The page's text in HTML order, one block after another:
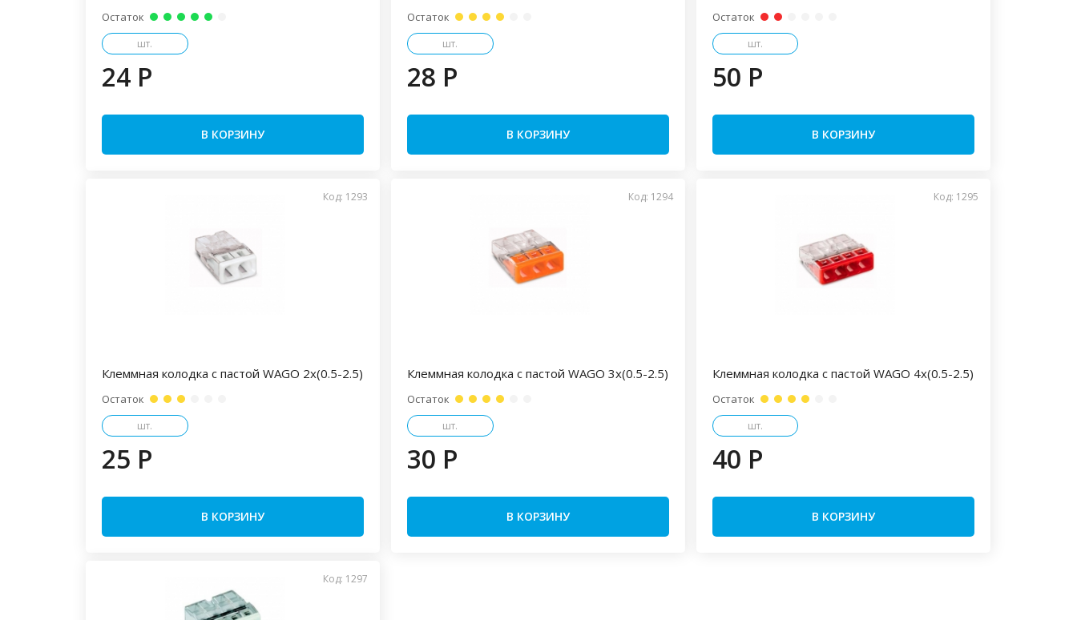
Остаток
шт.
24 P
В КОРЗИНУ
Остаток
шт.
28 P
В КОРЗИНУ
Остаток
шт.
50 P
В КОРЗИНУ
Код: 1293
Клеммная колодка с пастой WAGO 2х(0.5-2.5)
Остаток
шт.
25 P
В КОРЗИНУ
Код: 1294
Клеммная колодка с пастой WAGO 3х(0.5-2.5)
Остаток
шт.
30 P
В КОРЗИНУ
Код: 1295
Клеммная колодка с пастой WAGO 4х(0.5-2.5)
Остаток
шт.
40 P
В КОРЗИНУ
Код: 1297